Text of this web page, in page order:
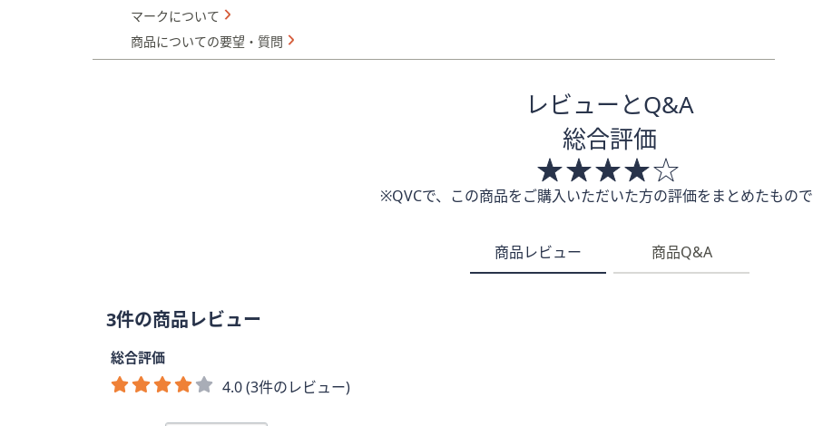
マークについて
商品についての要望・質問
レビューとQ&A
総合評価
※QVCで、この商品をご購入いただいた方の評価をまとめたもの
商品レビュー 商品Q&A
3件の商品レビュー
総合評価
4.0 (3件のレビュー)